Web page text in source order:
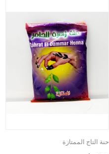
حنة التاج الممتازة